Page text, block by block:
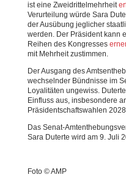
ist eine Zweidrittelmehrheit
Verurteilung würde Sara
der Ausübung jeglicher
werden. Der Präsident kann
Reihen des Kongresses
mit Mehrheit zustimmen.
Der Ausgang des
wechselnder Bündnisse im
Loyalitäten ungewiss.
Einfluss aus, insbesondere
Präsidentschaftswahlen
Das Senat-
Sara Duterte wird am 9. Juli
Foto © AMP